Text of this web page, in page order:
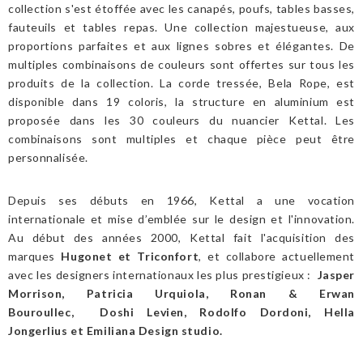
collection s'est étoffée avec les canapés, poufs, tables basses,
fauteuils et tables repas. Une collection majestueuse, aux
proportions parfaites et aux lignes sobres et élégantes. De
multiples combinaisons de couleurs sont offertes sur tous les
produits de la collection. La corde tressée, Bela Rope, est
disponible dans 19 coloris, la structure en aluminium est
proposée dans les 30 couleurs du nuancier Kettal. Les
combinaisons sont multiples et chaque pièce peut être
personnalisée.
Depuis ses débuts en 1966, Kettal a une vocation
internationale et mise d’emblée sur le design et l'innovation.
Au début des années 2000, Kettal fait l'acquisition des
marques Hugonet et Triconfort, et collabore actuellement
avec les designers internationaux les plus prestigieux : Jasper
Morrison, Patricia Urquiola, Ronan & Erwan
Bouroullec, Doshi Levien, Rodolfo Dordoni, Hella
Jongerlius et Emiliana Design studio.